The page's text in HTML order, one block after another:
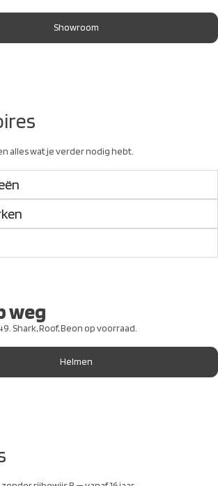
Showroom
alles wat je verder nodig hebt.
weg
Shark, Roof, Beon op voorraad.
Helmen